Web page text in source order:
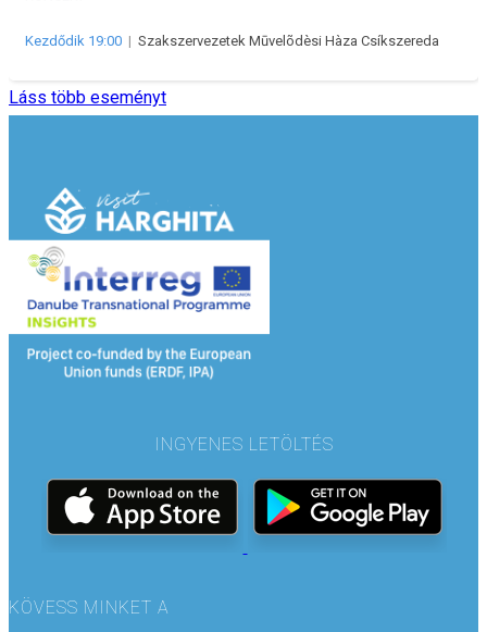
Kezdődik 19:00 | Szakszervezetek Mūvelõdèsi Hàza Csíkszereda
Láss több eseményt
INGYENES LETÖLTÉS
KÖVESS MINKET A